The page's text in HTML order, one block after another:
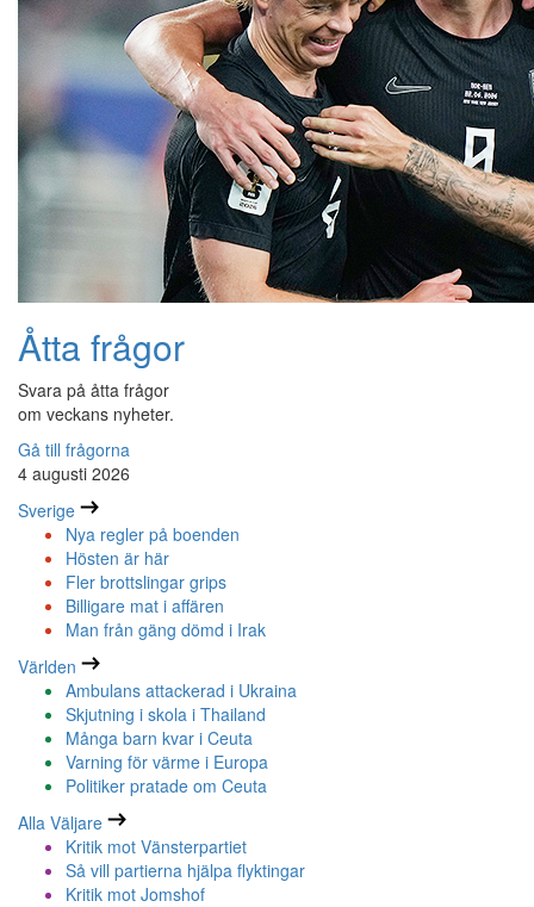
Åtta frågor
Svara på åtta frågor
om veckans nyheter.
Gå till frågorna
4 augusti 2026
Sverige
Nya regler på boenden
Hösten är här
Fler brottslingar grips
Billigare mat i affären
Man från gäng dömd i Irak
Världen
Ambulans attackerad i Ukraina
Skjutning i skola i Thailand
Många barn kvar i Ceuta
Varning för värme i Europa
Politiker pratade om Ceuta
Alla Väljare
Kritik mot Vänsterpartiet
Så vill partierna hjälpa flyktingar
Kritik mot Jomshof